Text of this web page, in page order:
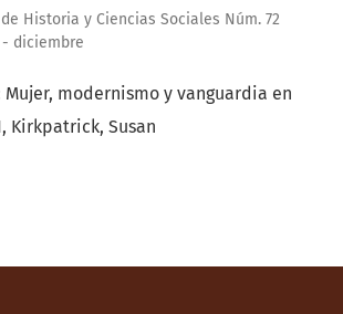
Historia y Ciencias Sociales Núm. 72
diciembre
modernismo y vanguardia en
Kirkpatrick, Susan